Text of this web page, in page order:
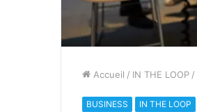
Accueil / IN THE LOOP /
BUSINESS IN THE LOOP